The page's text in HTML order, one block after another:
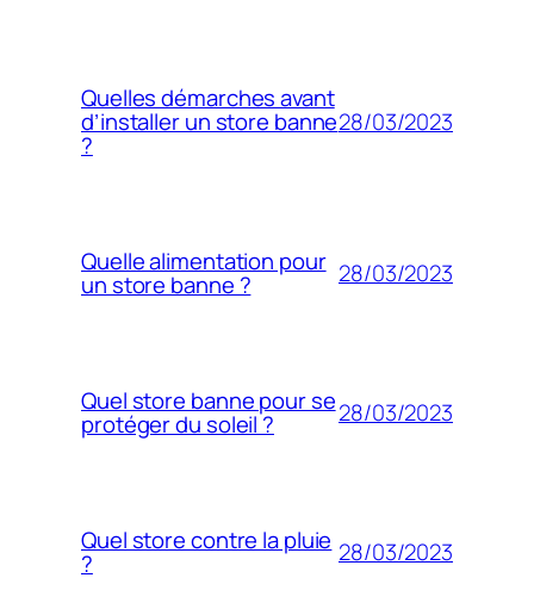
Quelles démarches avant
d’installer un store banne
?
28/03/2023
Quelle alimentation pour
un store banne ? 28/03/2023
Quel store banne pour se
protéger du soleil ? 28/03/2023
Quel store contre la pluie
? 28/03/2023